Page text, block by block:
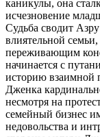
каникулы, она
исчезновение
Судьба сводит
влиятельной
переживающим
начинается с
историю
Дженка
несмотря на
семейный бизнес
недовольства и